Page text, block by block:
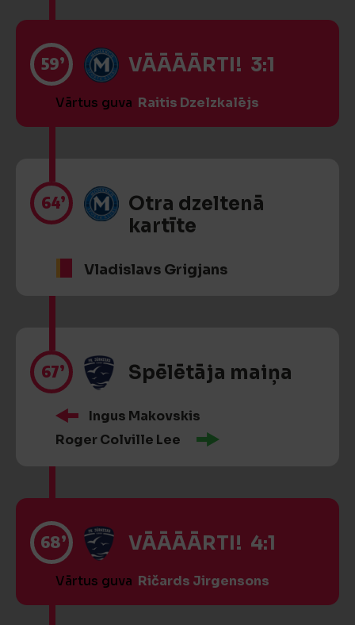
59’ VĀĀĀĀRTI! 3:1
Vārtus guva Raitis Dzelzkalējs
64’
Otra dzeltenā
kartīte
Vladislavs Grigjans
67’ Spēlētāja maiņa
Ingus Makovskis
Roger Colville Lee
68’ VĀĀĀĀRTI! 4:1
Vārtus guva Ričards Jirgensons